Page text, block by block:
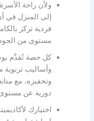
ولأن راحة
إلى المنزل في
فردية تركز
مستوى من
كل حصة تُقدَّم
وأساليب
وتحفيزه، مع
دورية عن مستوى
اختيارك